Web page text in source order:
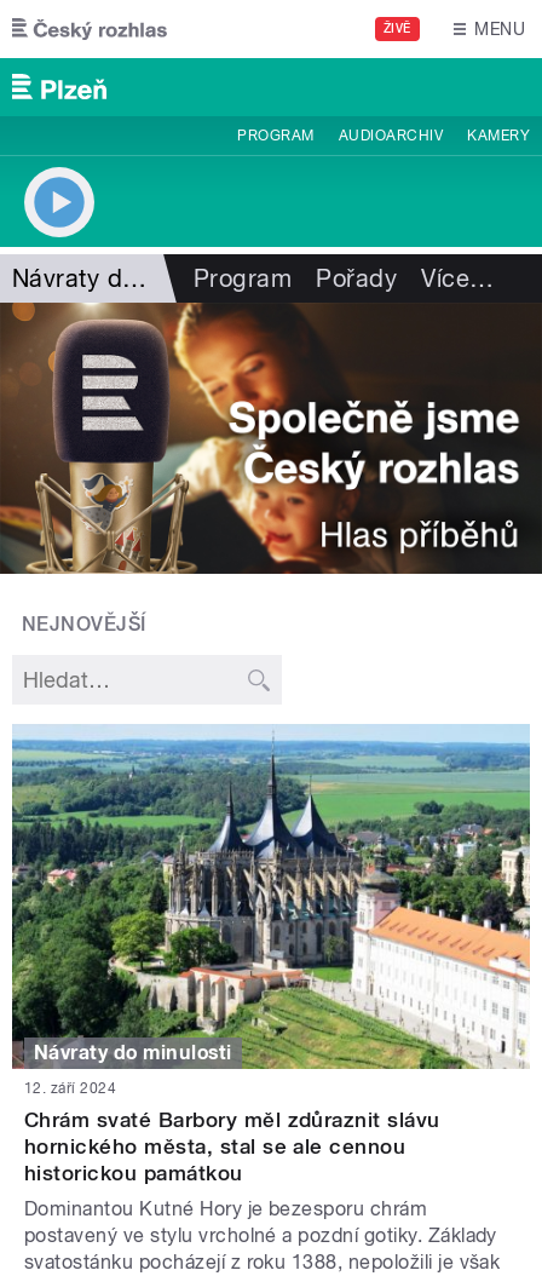
Přejít k hlavnímu obsahu
ŽIVĚ MENU
PROGRAM AUDIOARCHIV KAMERY
Návraty do minulosti Program Pořady Více…
NEJNOVĚJŠÍ
Návraty do minulosti
12. září 2024
Chrám svaté Barbory měl zdůraznit slávu
hornického města, stal se ale cennou
historickou památkou
Dominantou Kutné Hory je bezesporu chrám
postavený ve stylu vrcholné a pozdní gotiky. Základy
svatostánku pocházejí z roku 1388, nepoložili je však